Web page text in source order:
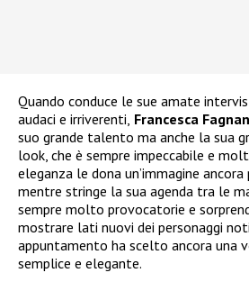
Quando conduce le sue amate
audaci e irriverenti, Francesca
suo grande talento ma anche la sua
look, che è sempre impeccabile e
eleganza le dona un’immagine
mentre stringe la sua agenda tra le
sempre molto provocatorie e
mostrare lati nuovi dei personaggi
appuntamento ha scelto ancora una
semplice e elegante.